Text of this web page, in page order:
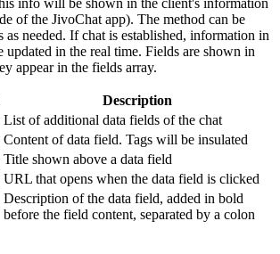
info will be shown in the client's information
of the JivoChat app). The method can be
as needed. If chat is established, information in
in the real time. Fields are shown in
appear in the fields array.
Description
List of additional data fields of the chat
Content of data field. Tags will be insulated
Title shown above a data field
URL that opens when the data field is clicked
Description of the data field, added in bold
before the field content, separated by a colon